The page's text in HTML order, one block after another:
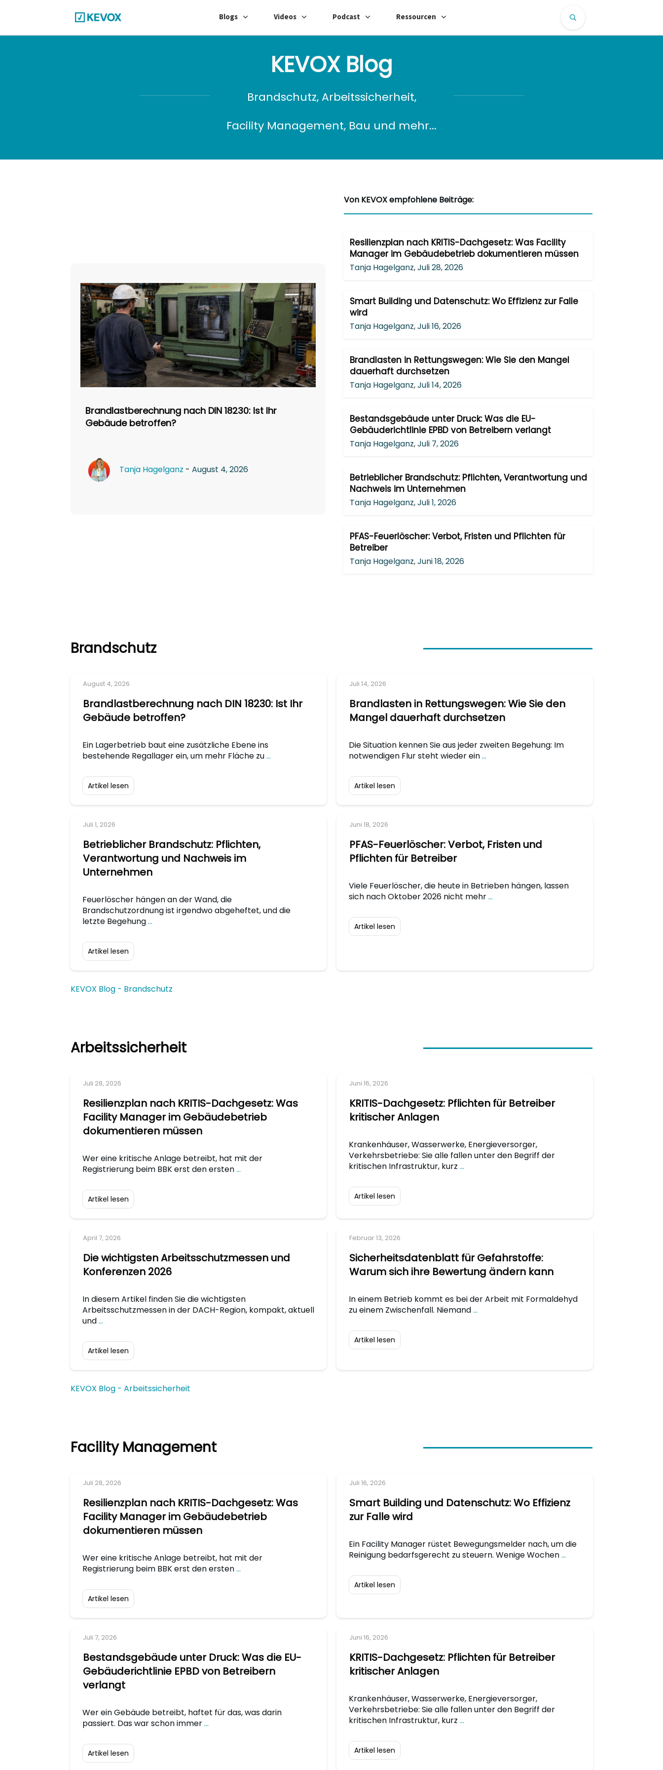
Blogs Videos Podcast Ressourcen
KEVOX Blog
Brandschutz, Arbeitssicherheit,
Facility Management, Bau und mehr...
Brandlastberechnung nach DIN 18230: Ist Ihr
Gebäude betroffen?
Tanja Hagelganz -August 4, 2026
Von KEVOX empfohlene Beiträge:
Resilienzplan nach KRITIS-Dachgesetz: Was Facility
Manager im Gebäudebetrieb dokumentieren müssen
Tanja Hagelganz,Juli 28, 2026
Smart Building und Datenschutz: Wo Effizienz zur Falle
wird
Tanja Hagelganz,Juli 16, 2026
Brandlasten in Rettungswegen: Wie Sie den Mangel
dauerhaft durchsetzen
Tanja Hagelganz,Juli 14, 2026
Bestandsgebäude unter Druck: Was die EU-
Gebäuderichtlinie EPBD von Betreibern verlangt
Tanja Hagelganz,Juli 7, 2026
Betrieblicher Brandschutz: Pflichten, Verantwortung und
Nachweis im Unternehmen
Tanja Hagelganz,Juli 1, 2026
PFAS-Feuerlöscher: Verbot, Fristen und Pflichten für
Betreiber
Tanja Hagelganz,Juni 18, 2026
Brandschutz
August 4, 2026
Brandlastberechnung nach DIN 18230: Ist Ihr
Gebäude betroffen?
Ein Lagerbetrieb baut eine zusätzliche Ebene ins
bestehende Regallager ein, um mehr Fläche zu...
Artikel lesen
Juli 14, 2026
Brandlasten in Rettungswegen: Wie Sie den
Mangel dauerhaft durchsetzen
Die Situation kennen Sie aus jeder zweiten Begehung: Im
notwendigen Flur steht wieder ein...
Artikel lesen
Juli 1, 2026
Betrieblicher Brandschutz: Pflichten,
Verantwortung und Nachweis im
Unternehmen
Feuerlöscher hängen an der Wand, die
Brandschutzordnung ist irgendwo abgeheftet, und die
letzte Begehung...
Artikel lesen
Juni 18, 2026
PFAS-Feuerlöscher: Verbot, Fristen und
Pflichten für Betreiber
Viele Feuerlöscher, die heute in Betrieben hängen, lassen
sich nach Oktober 2026 nicht mehr...
Artikel lesen
KEVOX Blog - Brandschutz
Arbeitssicherheit
Juli 28, 2026
Resilienzplan nach KRITIS-Dachgesetz: Was
Facility Manager im Gebäudebetrieb
dokumentieren müssen
Wer eine kritische Anlage betreibt, hat mit der
Registrierung beim BBK erst den ersten...
Artikel lesen
Juni 16, 2026
KRITIS-Dachgesetz: Pflichten für Betreiber
kritischer Anlagen
Krankenhäuser, Wasserwerke, Energieversorger,
Verkehrsbetriebe: Sie alle fallen unter den Begriff der
kritischen Infrastruktur, kurz ...
Artikel lesen
April 7, 2026
Die wichtigsten Arbeitsschutzmessen und
Konferenzen 2026
In diesem Artikel finden Sie die wichtigsten
Arbeitsschutzmessen in der DACH-Region, kompakt, aktuell
und...
Artikel lesen
Februar 13, 2026
Sicherheitsdatenblatt für Gefahrstoffe:
Warum sich ihre Bewertung ändern kann
In einem Betrieb kommt es bei der Arbeit mit Formaldehyd
zu einem Zwischenfall. Niemand...
Artikel lesen
KEVOX Blog - Arbeitssicherheit
Facility Management
Juli 28, 2026
Resilienzplan nach KRITIS-Dachgesetz: Was
Facility Manager im Gebäudebetrieb
dokumentieren müssen
Wer eine kritische Anlage betreibt, hat mit der
Registrierung beim BBK erst den ersten...
Artikel lesen
Juli 16, 2026
Smart Building und Datenschutz: Wo Effizienz
zur Falle wird
Ein Facility Manager rüstet Bewegungsmelder nach, um die
Reinigung bedarfsgerecht zu steuern. Wenige Wochen...
Artikel lesen
Juli 7, 2026
Bestandsgebäude unter Druck: Was die EU-
Gebäuderichtlinie EPBD von Betreibern
verlangt
Wer ein Gebäude betreibt, haftet für das, was darin
passiert. Das war schon immer...
Artikel lesen
Juni 16, 2026
KRITIS-Dachgesetz: Pflichten für Betreiber
kritischer Anlagen
Krankenhäuser, Wasserwerke, Energieversorger,
Verkehrsbetriebe: Sie alle fallen unter den Begriff der
kritischen Infrastruktur, kurz ...
Artikel lesen